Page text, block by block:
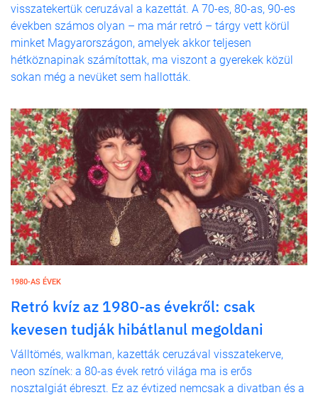
visszatekertük ceruzával a kazettát. A 70-es, 80-as, 90-es
években számos olyan – ma már retró – tárgy vett körül
minket Magyarországon, amelyek akkor teljesen
hétköznapinak számítottak, ma viszont a gyerekek közül
sokan még a nevüket sem hallották.
1980-AS ÉVEK
Retró kvíz az 1980-as évekről: csak
kevesen tudják hibátlanul megoldani
Válltömés, walkman, kazetták ceruzával visszatekerve,
neon színek: a 80-as évek retró világa ma is erős
nosztalgiát ébreszt. Ez az évtized nemcsak a divatban és a